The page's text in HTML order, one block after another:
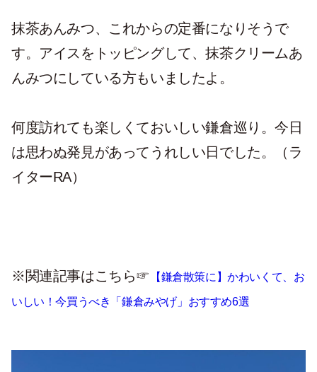
抹茶あんみつ、これからの定番になりそうで
す。アイスをトッピングして、抹茶クリームあ
んみつにしている方もいましたよ。
何度訪れても楽しくておいしい鎌倉巡り。今日
は思わぬ発見があってうれしい日でした。（ラ
イターRA）
※関連記事はこちら☞ 【鎌倉散策に】かわいくて、お
いしい！今買うべき「鎌倉みやげ」おすすめ6選